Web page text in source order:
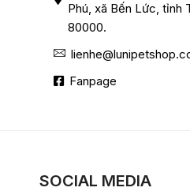
Phú, xã Bến Lức, tỉnh
80000.
Fanpage
SOCIAL MEDIA